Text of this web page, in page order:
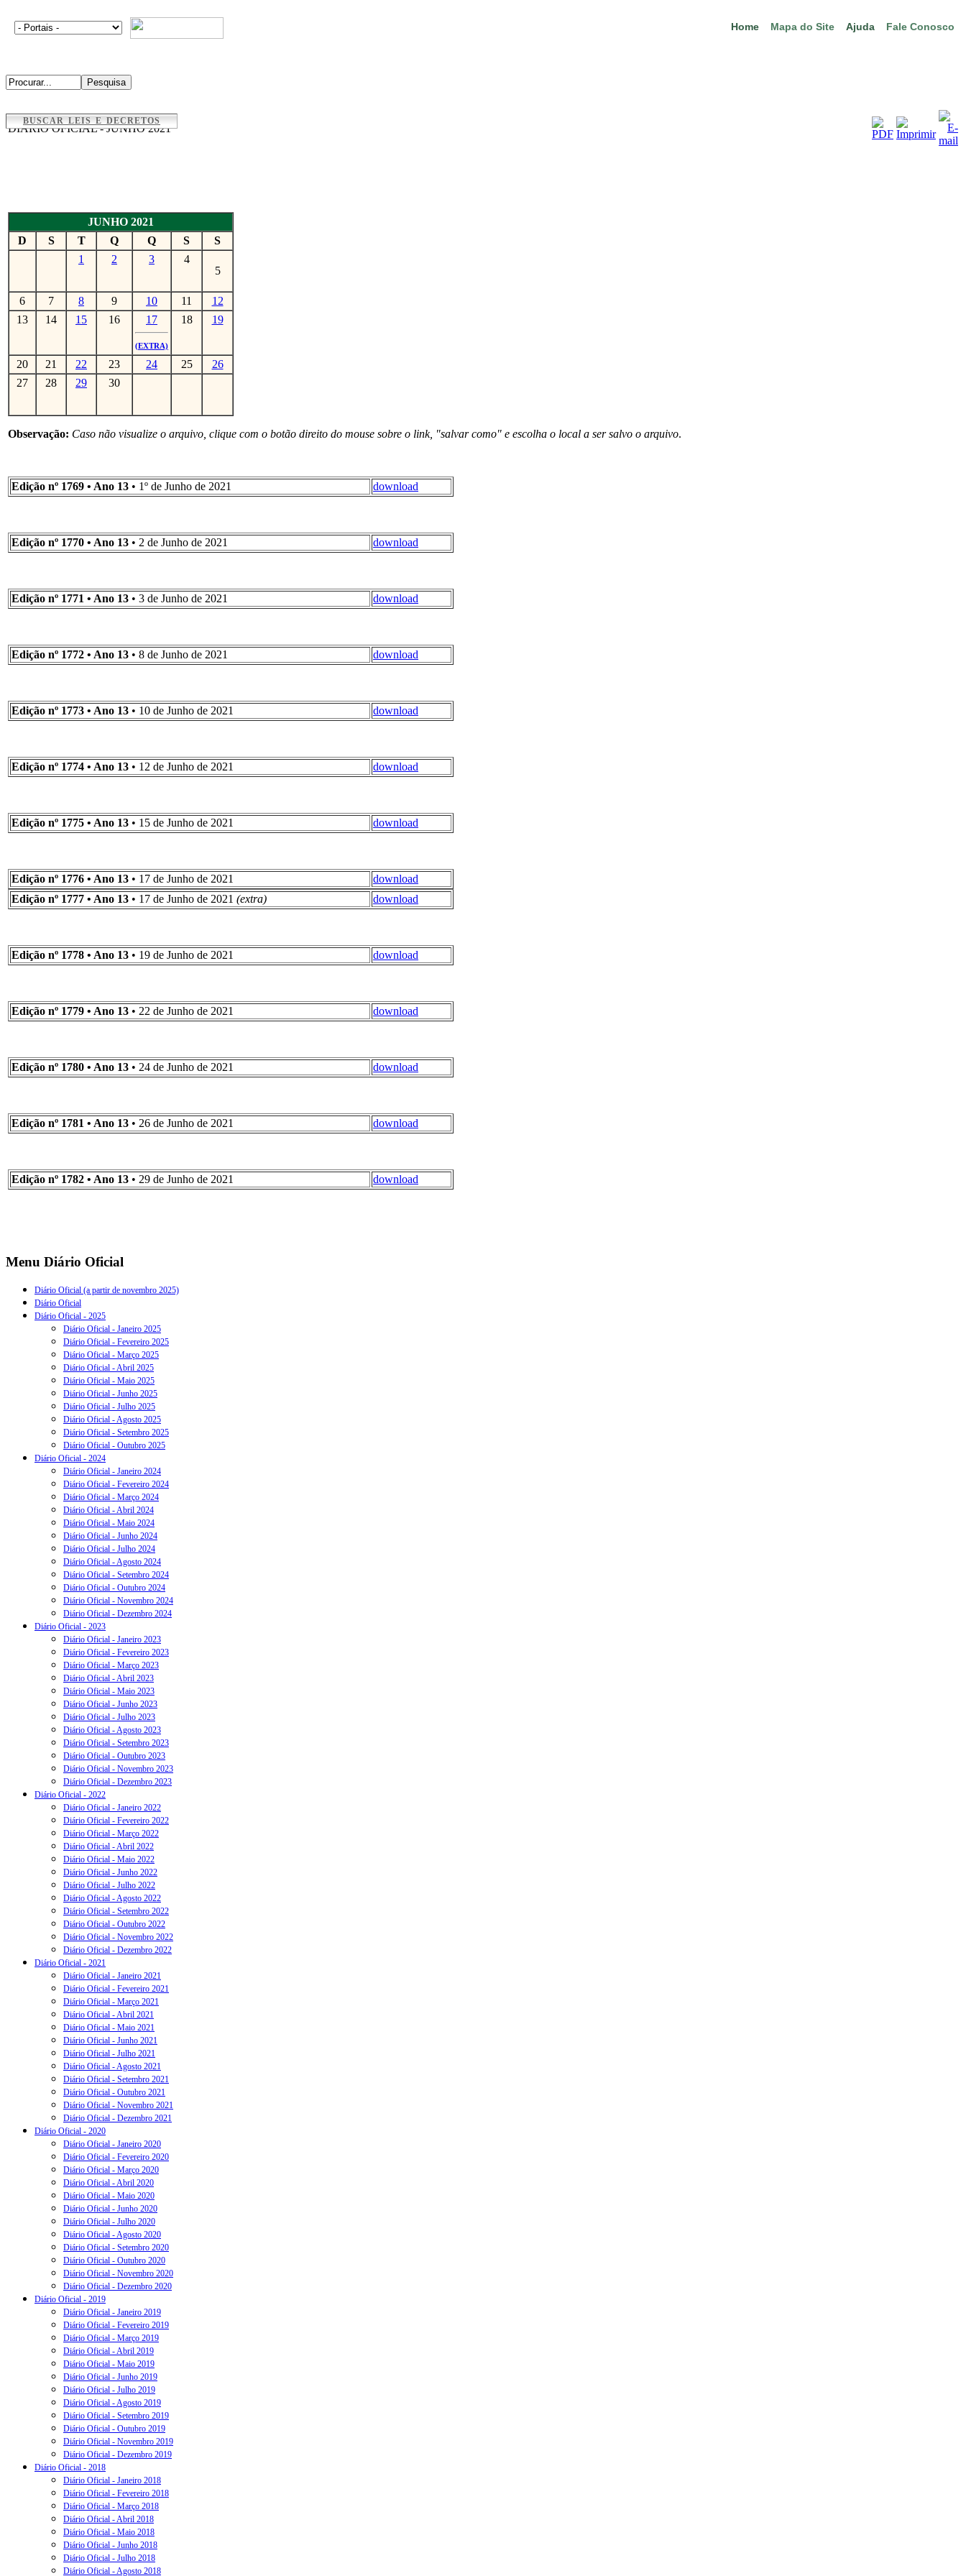
Home Mapa do Site Ajuda Fale Conosco
BUSCAR LEIS E DECRETOS
DIÁRIO OFICIAL - JUNHO 2021
JUNHO 2021
D
S T Q Q S
S
1
2 3
4
5
6 7 8 9 10 11
12
13
14 15 16 17
(EXTRA)
18 19
20 21 22 23 24 25
26
27
28 29 30
Observação: Caso não visualize o arquivo, clique com o botão direito do mouse sobre o link, "salvar como" e escolha o local a ser salvo o arquivo.
Edição nº 1769 • Ano 13 • 1º de Junho de 2021 download
Edição nº 1770 • Ano 13 • 2 de Junho de 2021 download
Edição nº 1771 • Ano 13 • 3 de Junho de 2021 download
Edição nº 1772 • Ano 13 • 8 de Junho de 2021 download
Edição nº 1773 • Ano 13 • 10 de Junho de 2021 download
Edição nº 1774 • Ano 13 • 12 de Junho de 2021 download
Edição nº 1775 • Ano 13 • 15 de Junho de 2021 download
Edição nº 1776 • Ano 13 • 17 de Junho de 2021
download
Edição nº 1777 • Ano 13 • 17 de Junho de 2021 (extra) download
Edição nº 1778 • Ano 13 • 19 de Junho de 2021 download
Edição nº 1779 • Ano 13 • 22 de Junho de 2021 download
Edição nº 1780 • Ano 13 • 24 de Junho de 2021 download
Edição nº 1781 • Ano 13 • 26 de Junho de 2021 download
Edição nº 1782 • Ano 13 • 29 de Junho de 2021 download
Menu Diário Oficial
Diário Oficial (a partir de novembro 2025)
Diário Oficial
Diário Oficial - 2025
Diário Oficial - Janeiro 2025
Diário Oficial - Fevereiro 2025
Diário Oficial - Março 2025
Diário Oficial - Abril 2025
Diário Oficial - Maio 2025
Diário Oficial - Junho 2025
Diário Oficial - Julho 2025
Diário Oficial - Agosto 2025
Diário Oficial - Setembro 2025
Diário Oficial - Outubro 2025
Diário Oficial - 2024
Diário Oficial - Janeiro 2024
Diário Oficial - Fevereiro 2024
Diário Oficial - Março 2024
Diário Oficial - Abril 2024
Diário Oficial - Maio 2024
Diário Oficial - Junho 2024
Diário Oficial - Julho 2024
Diário Oficial - Agosto 2024
Diário Oficial - Setembro 2024
Diário Oficial - Outubro 2024
Diário Oficial - Novembro 2024
Diário Oficial - Dezembro 2024
Diário Oficial - 2023
Diário Oficial - Janeiro 2023
Diário Oficial - Fevereiro 2023
Diário Oficial - Março 2023
Diário Oficial - Abril 2023
Diário Oficial - Maio 2023
Diário Oficial - Junho 2023
Diário Oficial - Julho 2023
Diário Oficial - Agosto 2023
Diário Oficial - Setembro 2023
Diário Oficial - Outubro 2023
Diário Oficial - Novembro 2023
Diário Oficial - Dezembro 2023
Diário Oficial - 2022
Diário Oficial - Janeiro 2022
Diário Oficial - Fevereiro 2022
Diário Oficial - Março 2022
Diário Oficial - Abril 2022
Diário Oficial - Maio 2022
Diário Oficial - Junho 2022
Diário Oficial - Julho 2022
Diário Oficial - Agosto 2022
Diário Oficial - Setembro 2022
Diário Oficial - Outubro 2022
Diário Oficial - Novembro 2022
Diário Oficial - Dezembro 2022
Diário Oficial - 2021
Diário Oficial - Janeiro 2021
Diário Oficial - Fevereiro 2021
Diário Oficial - Março 2021
Diário Oficial - Abril 2021
Diário Oficial - Maio 2021
Diário Oficial - Junho 2021
Diário Oficial - Julho 2021
Diário Oficial - Agosto 2021
Diário Oficial - Setembro 2021
Diário Oficial - Outubro 2021
Diário Oficial - Novembro 2021
Diário Oficial - Dezembro 2021
Diário Oficial - 2020
Diário Oficial - Janeiro 2020
Diário Oficial - Fevereiro 2020
Diário Oficial - Março 2020
Diário Oficial - Abril 2020
Diário Oficial - Maio 2020
Diário Oficial - Junho 2020
Diário Oficial - Julho 2020
Diário Oficial - Agosto 2020
Diário Oficial - Setembro 2020
Diário Oficial - Outubro 2020
Diário Oficial - Novembro 2020
Diário Oficial - Dezembro 2020
Diário Oficial - 2019
Diário Oficial - Janeiro 2019
Diário Oficial - Fevereiro 2019
Diário Oficial - Março 2019
Diário Oficial - Abril 2019
Diário Oficial - Maio 2019
Diário Oficial - Junho 2019
Diário Oficial - Julho 2019
Diário Oficial - Agosto 2019
Diário Oficial - Setembro 2019
Diário Oficial - Outubro 2019
Diário Oficial - Novembro 2019
Diário Oficial - Dezembro 2019
Diário Oficial - 2018
Diário Oficial - Janeiro 2018
Diário Oficial - Fevereiro 2018
Diário Oficial - Março 2018
Diário Oficial - Abril 2018
Diário Oficial - Maio 2018
Diário Oficial - Junho 2018
Diário Oficial - Julho 2018
Diário Oficial - Agosto 2018